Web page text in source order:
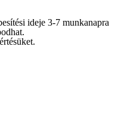
ideje 3-7 munkanapra